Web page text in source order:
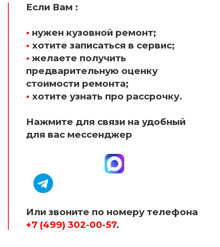
Если Вам :
• нужен кузовной ремонт;
• хотите записаться в сервис;
• желаете получить
предварительную оценку
стоимости ремонта;
• хотите узнать про рассрочку.
Нажмите для связи на удобный
для вас мессенджер
Или звоните по номеру телефона
+7 (499) 302-00-57.